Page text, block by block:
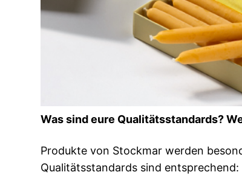
Was sind eure Qualitätsstandards?
Produkte von Stockmar werden
Qualitätsstandards sind